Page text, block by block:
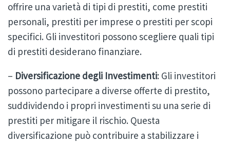
offrire una varietà di tipi di prestiti, come prestiti
personali, prestiti per imprese o prestiti per scopi
specifici. Gli investitori possono scegliere quali tipi
di prestiti desiderano finanziare.
– Diversificazione degli Investimenti: Gli investitori
possono partecipare a diverse offerte di prestito,
suddividendo i propri investimenti su una serie di
prestiti per mitigare il rischio. Questa
diversificazione può contribuire a stabilizzare i